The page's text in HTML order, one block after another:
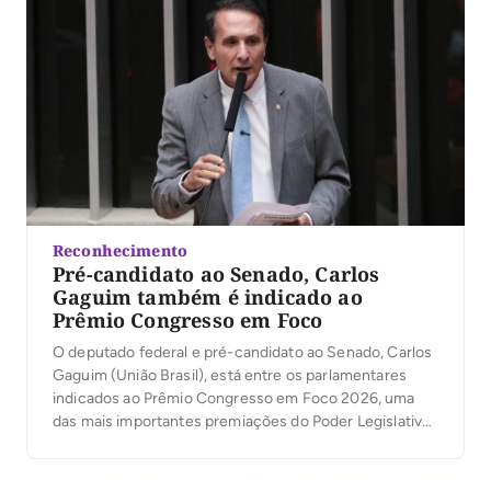
Reconhecimento
Pré-candidato ao Senado, Carlos
Gaguim também é indicado ao
Prêmio Congresso em Foco
O deputado federal e pré-candidato ao Senado, Carlos
Gaguim (União Brasil), está entre os parlamentares
indicados ao Prêmio Congresso em Foco 2026, uma
das mais importantes premiações do Poder Legislativo